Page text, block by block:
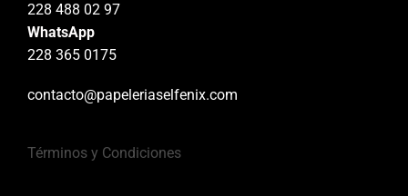
228 488 02 97
WhatsApp
228 365 0175
contacto@papeleriaselfenix.com
Términos y Condiciones